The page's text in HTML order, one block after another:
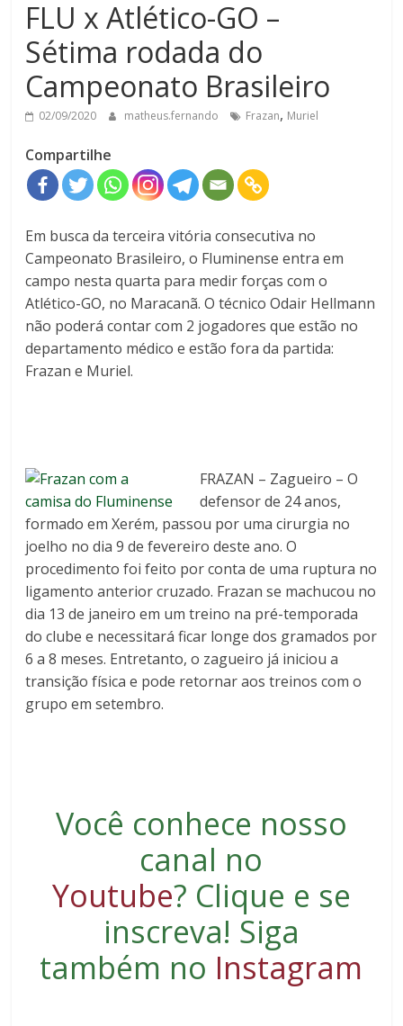
FLU x Atlético-GO –
Sétima rodada do
Campeonato Brasileiro
02/09/2020 matheus.fernando Frazan, Muriel
Compartilhe
Em busca da terceira vitória consecutiva no
Campeonato Brasileiro, o Fluminense entra em
campo nesta quarta para medir forças com o
Atlético-GO, no Maracanã. O técnico Odair Hellmann
não poderá contar com 2 jogadores que estão no
departamento médico e estão fora da partida:
Frazan e Muriel.
FRAZAN – Zagueiro – O
defensor de 24 anos,
formado em Xerém, passou por uma cirurgia no
joelho no dia 9 de fevereiro deste ano. O
procedimento foi feito por conta de uma ruptura no
ligamento anterior cruzado. Frazan se machucou no
dia 13 de janeiro em um treino na pré-temporada
do clube e necessitará ficar longe dos gramados por
6 a 8 meses. Entretanto, o zagueiro já iniciou a
transição física e pode retornar aos treinos com o
grupo em setembro.
Você conhece nosso
canal no
Youtube? Clique e se
inscreva! Siga
também no Instagram